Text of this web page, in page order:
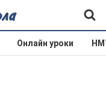
Онлайн уроки